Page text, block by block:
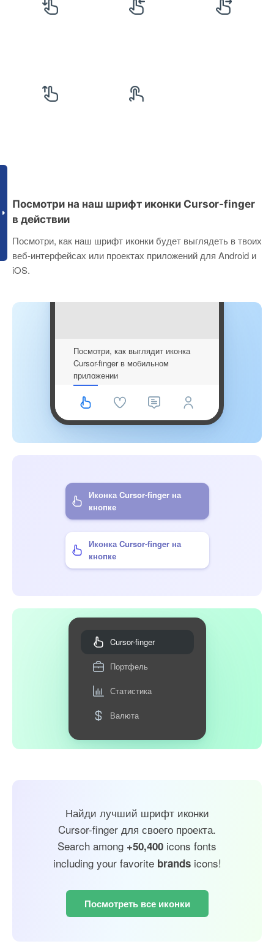
Посмотри на наш шрифт иконки Cursor-finger
в действии
Посмотри, как наш шрифт иконки будет выглядеть в твоих
веб-интерфейсах или проектах приложений для Android и
iOS.
Посмотри, как выглядит иконка
Cursor-finger в мобильном
приложении
Иконка Cursor-finger на
кнопке
Иконка Cursor-finger на
кнопке
Cursor-finger
Портфель
Статистика
Валюта
Найди лучший шрифт иконки
Cursor-finger для своего проекта.
Search among +50,400 icons fonts
including your favorite brandsicons!
Посмотреть все иконки